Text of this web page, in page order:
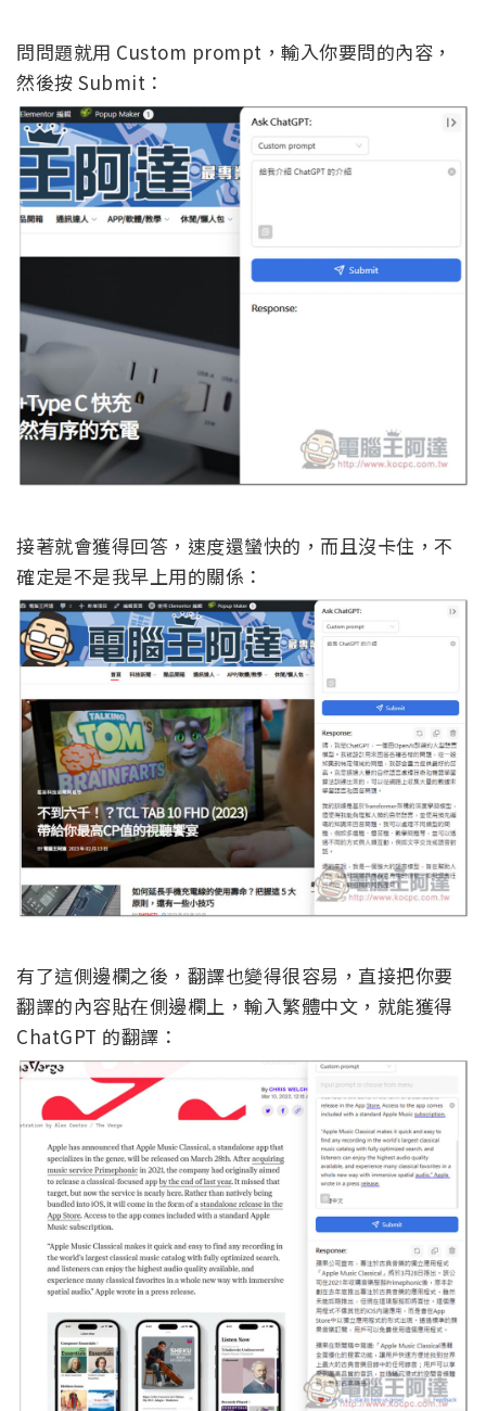
問問題就用 Custom prompt，輸入你要問的內容，
然後按 Submit：
接著就會獲得回答，速度還蠻快的，而且沒卡住，不
確定是不是我早上用的關係：
有了這側邊欄之後，翻譯也變得很容易，直接把你要
翻譯的內容貼在側邊欄上，輸入繁體中文，就能獲得
ChatGPT 的翻譯：